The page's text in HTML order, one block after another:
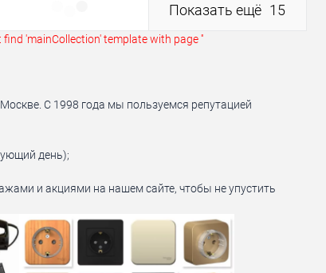
Показать ещё 15
find 'mainCollection' template with page ''
С 1998 года мы пользуемся репутацией
день);
и акциями на нашем сайте, чтобы не упустить